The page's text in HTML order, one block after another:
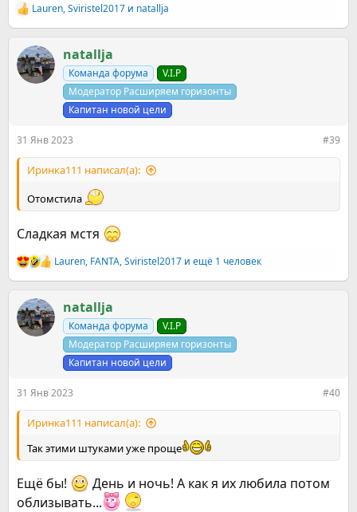
Р
е
к
ц
и
Lauren,Sviristel2017 и natallja
natallja
Команда форума
V.I.P
Модератор Расширяем горизонты
Капитан новой цели
31 Янв 2023 #39
Иринка111 написал(а):
Отомстила
Сладкая мстя
Р
е
к
ц
и
Lauren, FANTA,Sviristel2017 и ещё 1 человек
natallja
Команда форума
V.I.P
Модератор Расширяем горизонты
Капитан новой цели
31 Янв 2023 #40
Иринка111 написал(а):
Так этими штуками уже проще
Ещё бы!
День и ночь! А как я их любила потом
облизывать...